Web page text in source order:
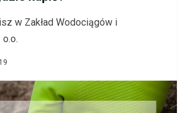
w Zakład Wodociągów i